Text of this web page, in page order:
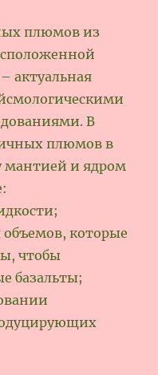
плюмов из
актуальная
В
плюмов в
мантией и ядром
которые
чтобы
базальты;